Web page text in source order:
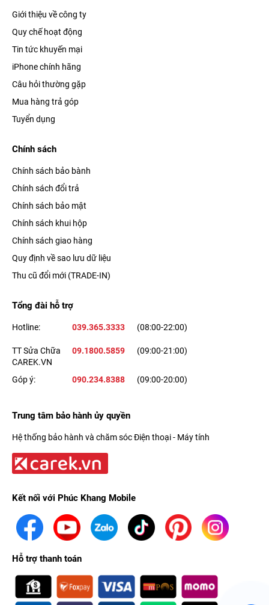
Giới thiệu về công ty
Quy chế hoạt động
Tin tức khuyến mại
iPhone chính hãng
Câu hỏi thường gặp
Mua hàng trả góp
Tuyển dụng
Chính sách
Chính sách bảo bành
Chính sách đổi trả
Chính sách bảo mật
Chính sách khui hộp
Chính sách giao hàng
Quy định về sao lưu dữ liệu
Thu cũ đổi mới (TRADE-IN)
Tổng đài hỗ trợ
Hotline: 039.365.3333 (08:00-22:00)
TT Sửa Chữa
CAREK.VN
09.1800.5859 (09:00-21:00)
Góp ý: 090.234.8388 (09:00-20:00)
Trung tâm bảo hành ủy quyền
Hệ thống bảo hành và chăm sóc Điện thoại - Máy tính
Kết nối với Phúc Khang Mobile
Hỗ trợ thanh toán